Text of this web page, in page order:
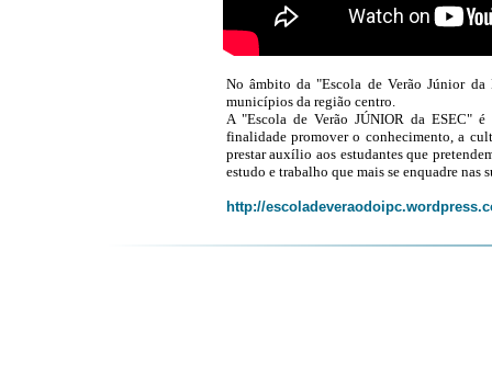
No âmbito da "Escola de Verão Júnior da
municípios da região centro.
A "Escola de Verão JÚNIOR da ESEC"
finalidade promover o conhecimento, a
prestar auxílio aos estudantes que
estudo e trabalho que mais se enquadre nas
http://